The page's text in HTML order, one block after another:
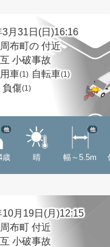
3月31日(日)16:16
布町の 付近
小破事故
車(1) 自転車(1)
負傷(1)
歳
他
晴 幅～5.5m
他
10月19日(月)12:15
布町 付近
小破事故